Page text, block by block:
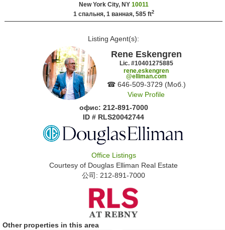
New York City, NY 10011
1 спальня, 1 ванная, 585 ft2
Listing Agent(s):‎
Rene Eskengren
Lic. #‍10401275885
rene.eskengren
@elliman.com
☎ ‍646-509-3729 (Моб.)
View Profile
офис: ‍212-891-7000
ID # RLS20042744
Office Listings
Courtesy of Douglas Elliman Real Estate
公司: ‍212-891-7000
Other properties in this area